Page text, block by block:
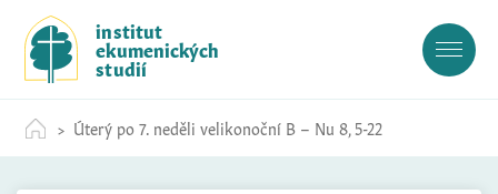
c
institut
ekumenických
studií
Úterý po 7. neděli velikonoční B – Nu 8, 5-22